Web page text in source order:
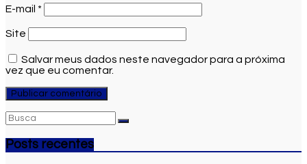
E-mail *
Site
Salvar meus dados neste navegador para a próxima
vez que eu comentar.
Posts recentes